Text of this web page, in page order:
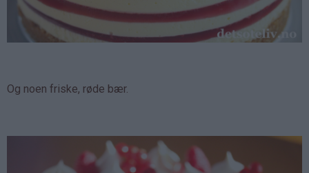
Og noen friske, røde bær.